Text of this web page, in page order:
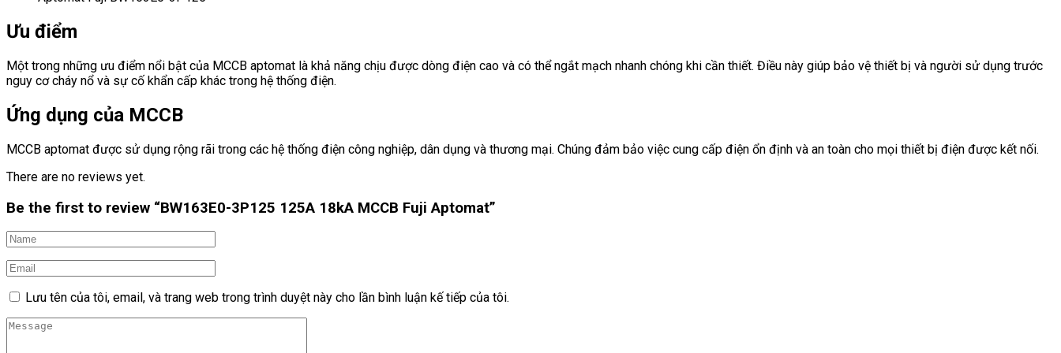
Ưu điểm
Một trong những ưu điểm nổi bật của MCCB aptomat là khả năng chịu được dòng điện cao và có thể ngắt mạch nhanh chóng khi cần thiết. Điều này giúp bảo vệ thiết bị và người sử dụng trước
nguy cơ cháy nổ và sự cố khẩn cấp khác trong hệ thống điện.
Ứng dụng của MCCB
MCCB aptomat được sử dụng rộng rãi trong các hệ thống điện công nghiệp, dân dụng và thương mại. Chúng đảm bảo việc cung cấp điện ổn định và an toàn cho mọi thiết bị điện được kết nối.
There are no reviews yet.
Be the first to review “BW163E0-3P125 125A 18kA MCCB Fuji Aptomat”
Lưu tên của tôi, email, và trang web trong trình duyệt này cho lần bình luận kế tiếp của tôi.